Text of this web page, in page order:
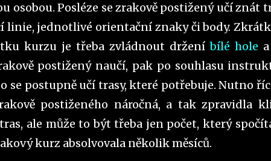
osobou. Posléze se zrakově postižený učí znát
linie, jednotlivé orientační znaky či body.
kurzu je třeba zvládnout drženíbílé hole
postižený naučí, pak po souhlasu
se postupně učí trasy, které potřebuje. Nutno
postiženého náročná, a tak zpravidla
ale může to být třeba jen počet, který
kurz absolvovala několik měsíců.